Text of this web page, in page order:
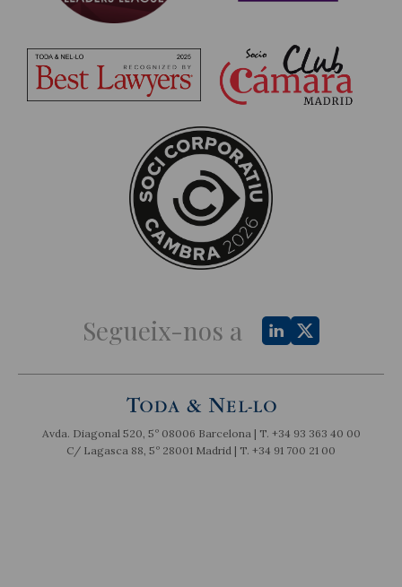
Segueix-nos a
Avda. Diagonal 520, 5º 08006 Barcelona | T. +34 93 363 40 00
C/ Lagasca 88, 5º 28001 Madrid | T. +34 91 700 21 00